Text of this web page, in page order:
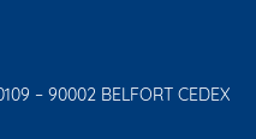
– 90002 BELFORT CEDEX